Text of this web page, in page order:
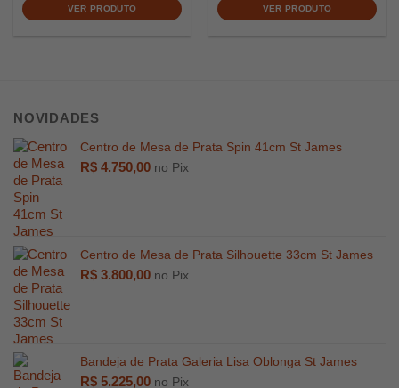
R$4.728,00
VER PRODUTO VER PRODUTO
NOVIDADES
Centro de Mesa de Prata Spin 41cm St James
R$ 4.750,00 no Pix
Centro de Mesa de Prata Silhouette 33cm St James
R$ 3.800,00 no Pix
Bandeja de Prata Galeria Lisa Oblonga St James
R$ 5.225,00 no Pix